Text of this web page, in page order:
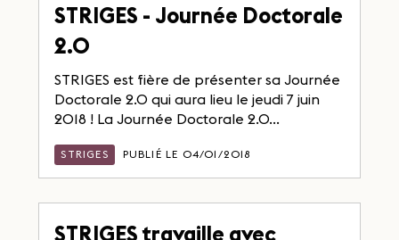
STRIGES - Journée Doctorale
2.0
STRIGES est fière de présenter sa Journée
Doctorale 2.0 qui aura lieu le jeudi 7 juin
2018 ! La Journée Doctorale 2.0...
STRIGES PUBLIÉ LE 04/01/2018
STRIGES travaille avec